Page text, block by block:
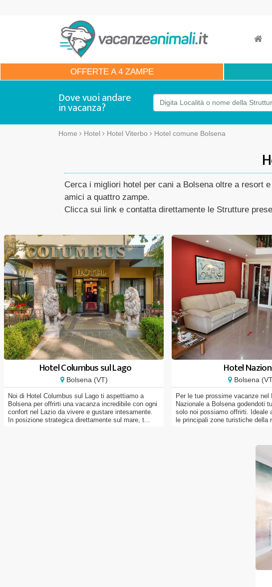
OFFERTEA 4 ZAMPE
Dove vuoi andare
in vacanza?
Home Hotel Hotel Viterbo Hotel comune Bolsena
Cerca i migliori hotel per cani a Bolsena oltre a resort
amici a quattro zampe.
Clicca sui link e contatta direttamente le Strutture
Hotel Columbus sul Lago
Bolsena (VT)
Noi di Hotel Columbus sul Lago ti aspettiamo a
Bolsena per offrirti una vacanza incredibile con ogni
confort nel Lazio da vivere e gustare intesamente.
In posizione strategica direttamente sul mare, t...
Hotel
Bolsena
Per le tue prossime vacanze nel
Nazionale a Bolsena godendoti
solo noi possiamo offrirti. Ideale
le principali zone turistiche della